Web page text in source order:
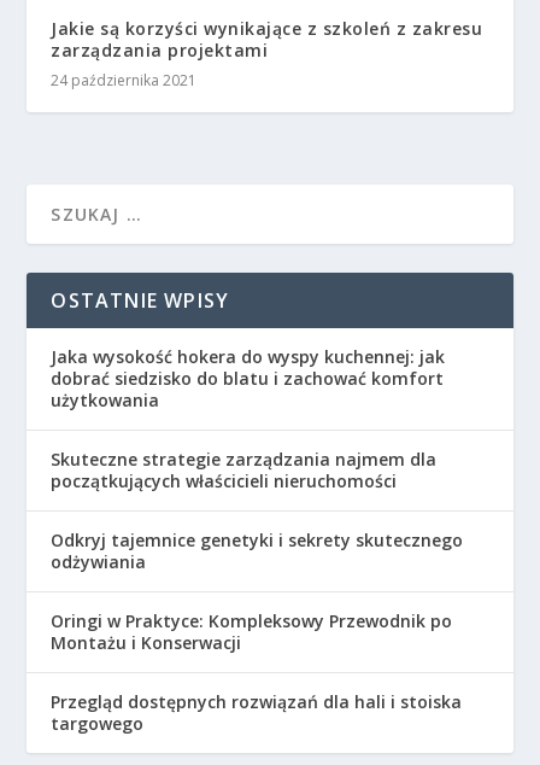
Jakie są korzyści wynikające z szkoleń z zakresu
zarządzania projektami
24 października 2021
OSTATNIE WPISY
Jaka wysokość hokera do wyspy kuchennej: jak
dobrać siedzisko do blatu i zachować komfort
użytkowania
Skuteczne strategie zarządzania najmem dla
początkujących właścicieli nieruchomości
Odkryj tajemnice genetyki i sekrety skutecznego
odżywiania
Oringi w Praktyce: Kompleksowy Przewodnik po
Montażu i Konserwacji
Przegląd dostępnych rozwiązań dla hali i stoiska
targowego